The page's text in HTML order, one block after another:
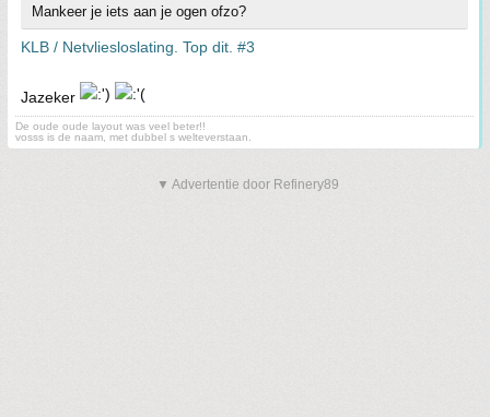
Mankeer je iets aan je ogen ofzo?
KLB / Netvliesloslating. Top dit. #3
Jazeker
De oude oude layout was veel beter!!
vosss is de naam, met dubbel s welteverstaan.
▼ Advertentie door Refinery89